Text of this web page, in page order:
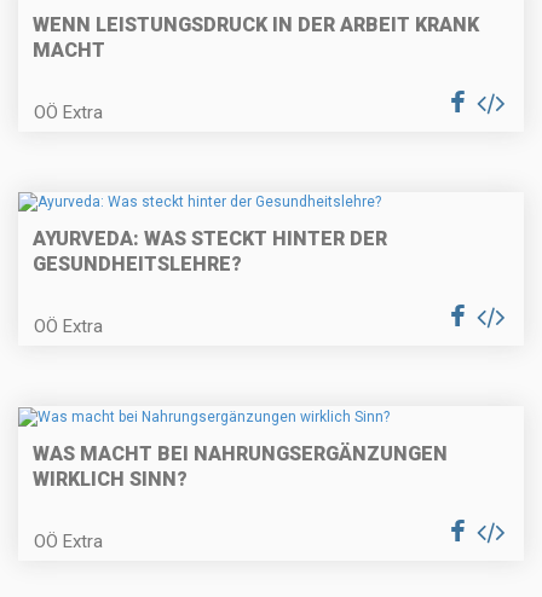
WENN LEISTUNGSDRUCK IN DER ARBEIT KRANK
MACHT
OÖ Extra
AYURVEDA: WAS STECKT HINTER DER
GESUNDHEITSLEHRE?
OÖ Extra
WAS MACHT BEI NAHRUNGSERGÄNZUNGEN
WIRKLICH SINN?
OÖ Extra